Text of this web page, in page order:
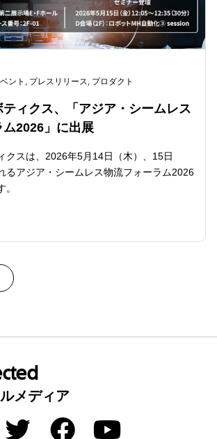
ント , プレスリリース, プロダクト
ティクス、「アジア・シームレス
2026」に出展
クスは、2026年5月14日（木）、15日
るアジア・シームレス物流フォーラム2026
メディア